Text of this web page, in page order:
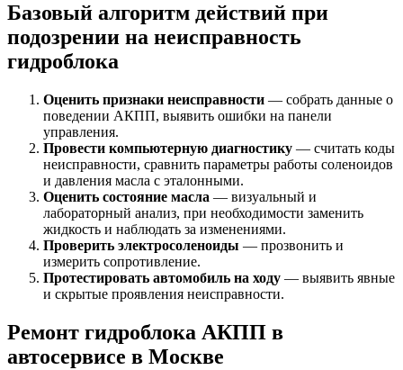
Базовый алгоритм действий при
подозрении на неисправность
гидроблока
Оценить признаки неисправности — собрать данные о
поведении АКПП, выявить ошибки на панели
управления.
Провести компьютерную диагностику — считать коды
неисправности, сравнить параметры работы соленоидов
и давления масла с эталонными.
Оценить состояние масла — визуальный и
лабораторный анализ, при необходимости заменить
жидкость и наблюдать за изменениями.
Проверить электросоленоиды — прозвонить и
измерить сопротивление.
Протестировать автомобиль на ходу — выявить явные
и скрытые проявления неисправности.
Ремонт гидроблока АКПП в
автосервисе в Москве